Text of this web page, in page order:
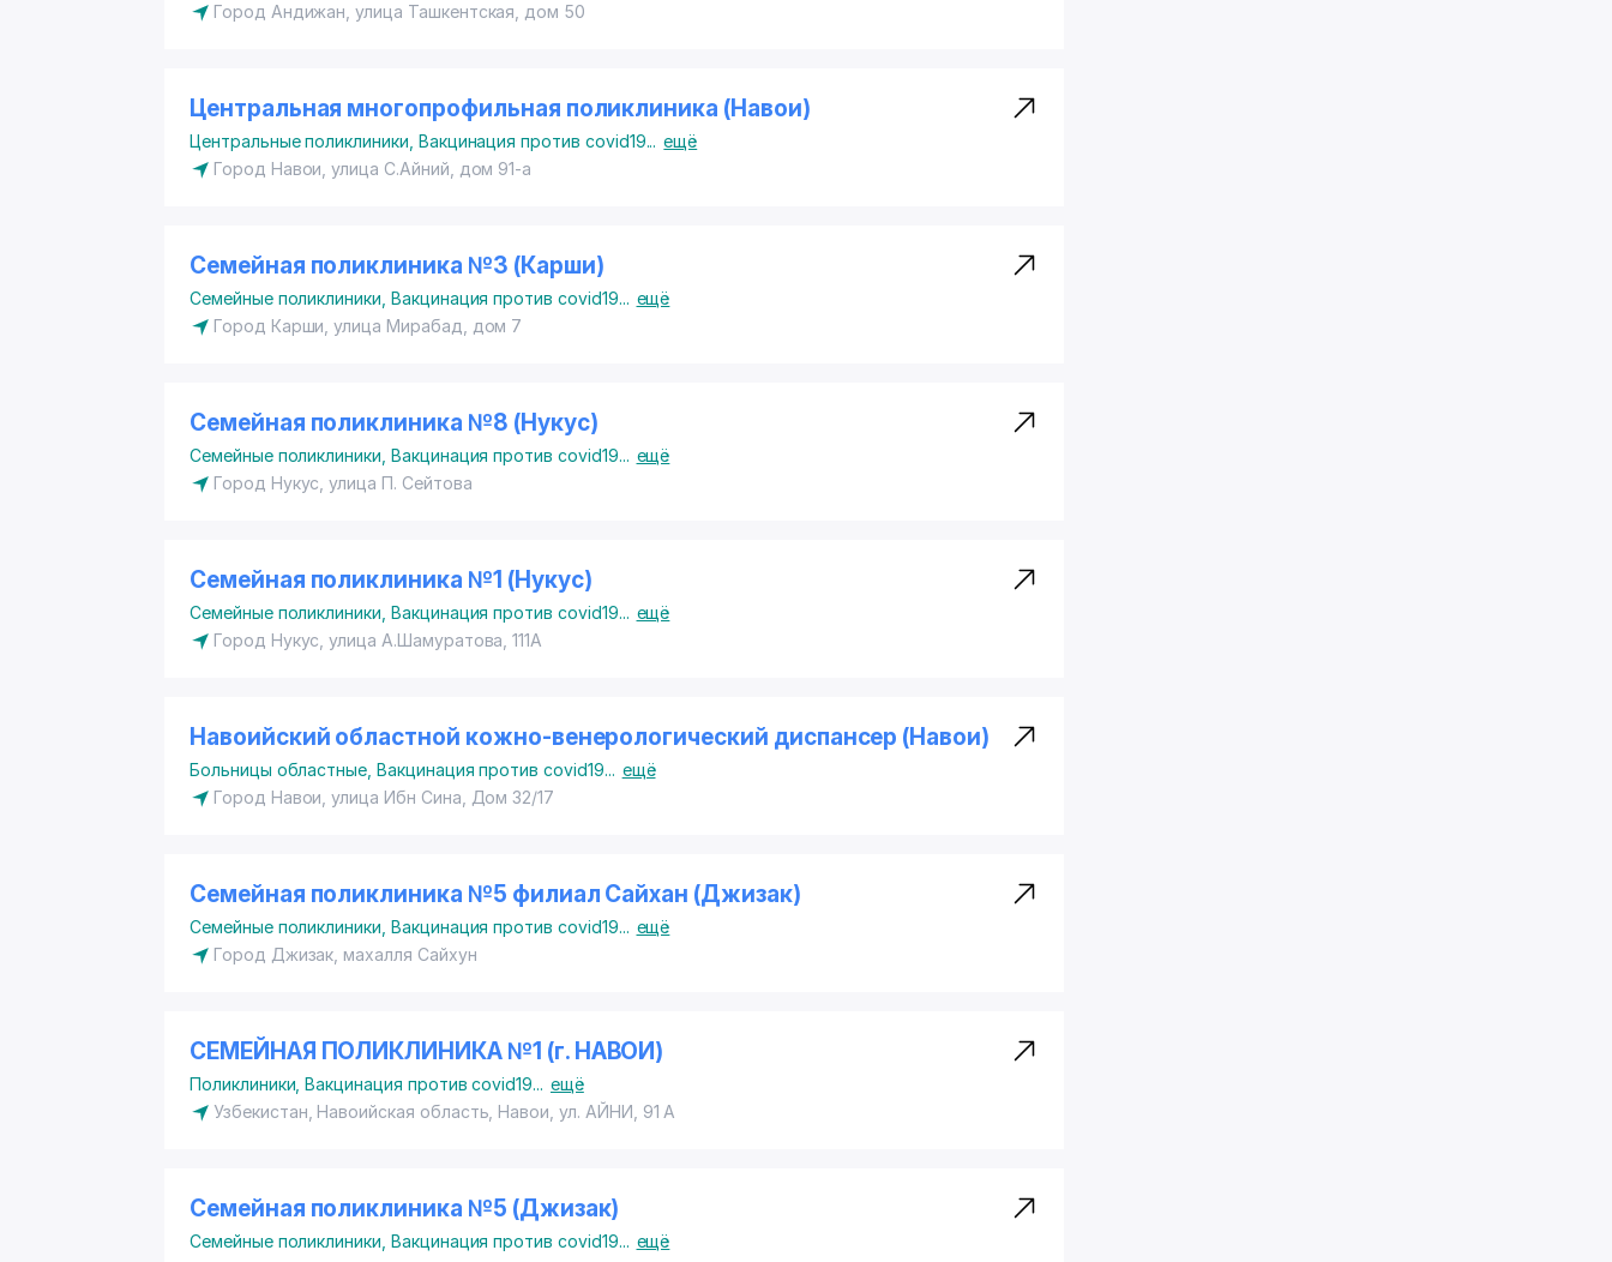
Город Андижан, улица Ташкентская, дом 50
Центральная многопрофильная поликлиника (Навои)
Центральные поликлиники Вакцинация против covid19... ещё
Город Навои, улица C.Айний, дом 91-а
Семейная поликлиника №3 (Карши)
Семейные поликлиники Вакцинация против covid19... ещё
Город Карши, улица Мирабад, дом 7
Семейная поликлиника №8 (Нукус)
Семейные поликлиники Вакцинация против covid19... ещё
Город Нукус, улица П. Сейтова
Семейная поликлиника №1 (Нукус)
Семейные поликлиники Вакцинация против covid19... ещё
Город Нукус, улица А.Шамуратова, 111А
Навоийский областной кожно-венерологический диспансер (Навои)
Больницы областные ,Вакцинация против covid19... ещё
Город Навои, улица Ибн Сина, Дом 32/17
Семейная поликлиника №5 филиал Сайхан (Джизак)
Семейные поликлиники Вакцинация против covid19... ещё
Город Джизак, махалля Сайхун
СЕМЕЙНАЯ ПОЛИКЛИНИКА №1 (г. НАВОИ)
Поликлиники ,Вакцинация против covid19... ещё
Узбекистан, Навоийская область, Навои,ул. АЙНИ , 91 А
Семейная поликлиника №5 (Джизак)
Семейные поликлиники Вакцинация против covid19... ещё